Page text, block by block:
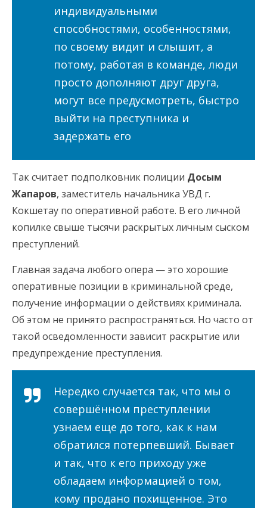
индивидуальными
способностями, особенностями,
по своему видит и слышит, а
потому, работая в команде, люди
просто дополняют друг друга,
могут все предусмотреть, быстро
выйти на преступника и
задержать его
Так считает подполковник полиции Досым
Жапаров, заместитель начальника УВД г.
Кокшетау по оперативной работе. В его личной
копилке свыше тысячи раскрытых личным сыском
преступлений.
Главная задача любого опера — это хорошие
оперативные позиции в криминальной среде,
получение информации о действиях криминала.
Об этом не принято распространяться. Но часто от
такой осведомленности зависит раскрытие или
предупреждение преступления.
Нередко случается так, что мы о
совершённом преступлении
узнаем еще до того, как к нам
обратился потерпевший. Бывает
и так, что к его приходу уже
обладаем информацией о том,
кому продано похищенное. Это